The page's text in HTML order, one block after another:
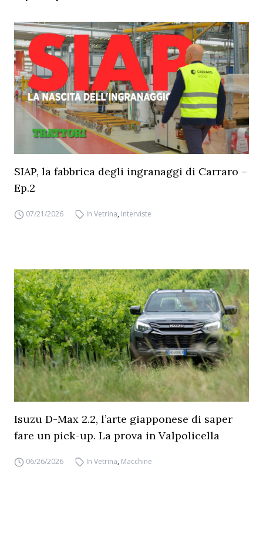
SIAP, la fabbrica degli ingranaggi di Carraro –
Ep.2
07/21/2026 In Vetrina, Interviste
Isuzu D-Max 2.2, l’arte giapponese di saper
fare un pick-up. La prova in Valpolicella
06/26/2026 In Vetrina, Macchine